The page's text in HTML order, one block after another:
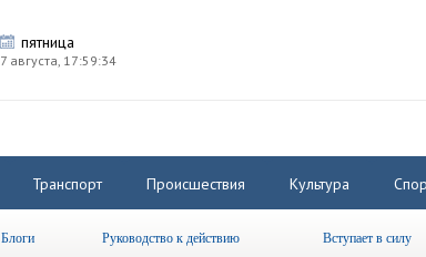
пятница
7 августа, 17:59:35
Транспорт Происшествия Культура
Блоги Руководство к действию Вступает в силу